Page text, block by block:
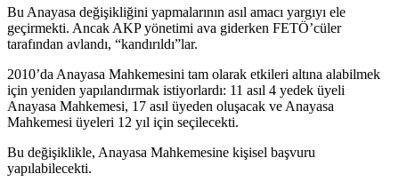
Bu Anayasa değişikliğini yapmalarının asıl amacı yargıyı ele
geçirmekti. Ancak AKP yönetimi ava giderken FETÖ’cüler
tarafından avlandı, “kandırıldı”lar.
2010’da Anayasa Mahkemesini tam olarak etkileri altına alabilmek
için yeniden yapılandırmak istiyorlardı: 11 asıl 4 yedek üyeli
Anayasa Mahkemesi, 17 asıl üyeden oluşacak ve Anayasa
Mahkemesi üyeleri 12 yıl için seçilecekti.
Bu değişiklikle, Anayasa Mahkemesine kişisel başvuru
yapılabilecekti.